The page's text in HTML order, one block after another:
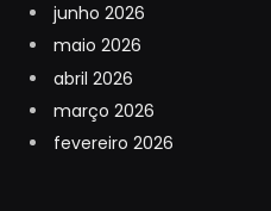
junho 2026
maio 2026
abril 2026
março 2026
fevereiro 2026